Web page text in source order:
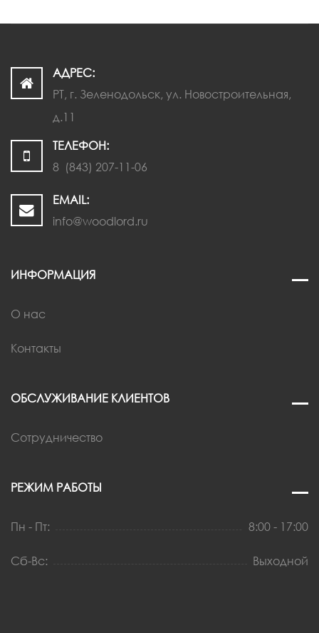
АДРЕС:
РТ, г. Зеленодольск, ул. Новостроительная,
д.11
ТЕЛЕФОН:
8 (843) 207-11-06
EMAIL:
info@woodlord.ru
ИНФОРМАЦИЯ
О нас
Контакты
ОБСЛУЖИВАНИЕ КЛИЕНТОВ
Сотрудничество
РЕЖИМ РАБОТЫ
Пн - Пт: 8:00 - 17:00
Сб-Вс: Выходной